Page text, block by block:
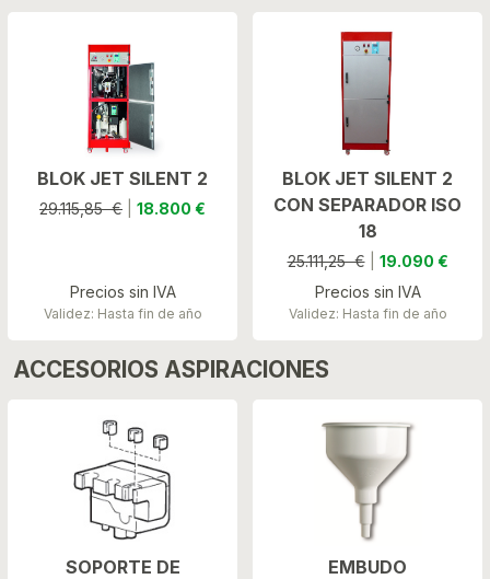
BLOK JET SILENT 2
29.115,85 € 18.800 €
Precios sin IVA
Validez: Hasta fin de año
BLOK JET SILENT 2
CON SEPARADOR ISO
18
25.111,25 €| 19.090 €
Precios sin IVA
Validez: Hasta fin de año
ACCESORIOS ASPIRACIONES
SOPORTE DE
EMBUDO